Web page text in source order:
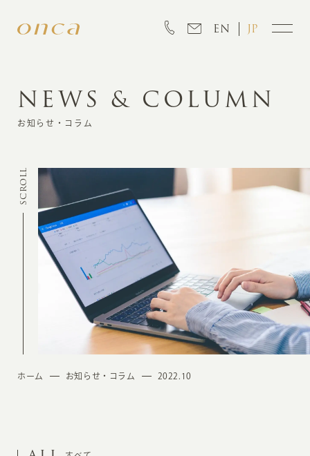
EN JP
INFORMATION
CREATION
MARKETING
NEWS & COLUMN
お知らせ・コラム
SCROLL
ホーム お知らせ・コラム 2022.10